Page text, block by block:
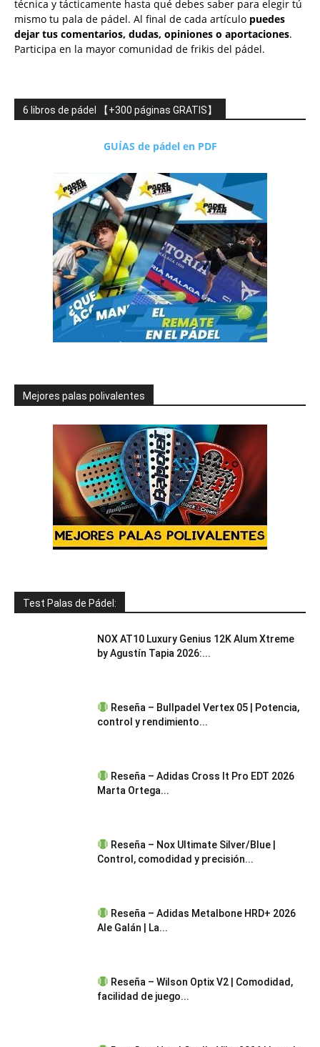
técnica y tácticamente hasta qué debes saber para elegir tú
mismo tu pala de pádel. Al final de cada artículo puedes
dejar tus comentarios, dudas, opiniones o aportaciones.
Participa en la mayor comunidad de frikis del pádel.
6 libros de pádel 【+300 páginas GRATIS】
GUÍAS de pádel en PDF
Mejores palas polivalentes
Test Palas de Pádel:
NOX AT10 Luxury Genius 12K Alum Xtreme
by Agustín Tapia 2026:...
Reseña – Bullpadel Vertex 05 | Potencia,
control y rendimiento...
Reseña – Adidas Cross It Pro EDT 2026
Marta Ortega...
Reseña – Nox Ultimate Silver/Blue |
Control, comodidad y precisión...
Reseña – Adidas Metalbone HRD+ 2026
Ale Galán | La...
Reseña – Wilson Optix V2 | Comodidad,
facilidad de juego...